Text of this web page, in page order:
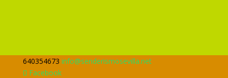
640354673 info@senderismosevilla.net
Facebook